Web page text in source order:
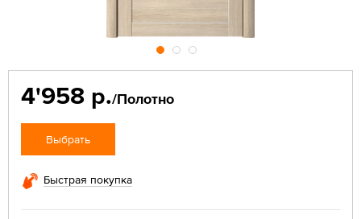
4'958 р./Полотно
Выбрать
Быстрая покупка